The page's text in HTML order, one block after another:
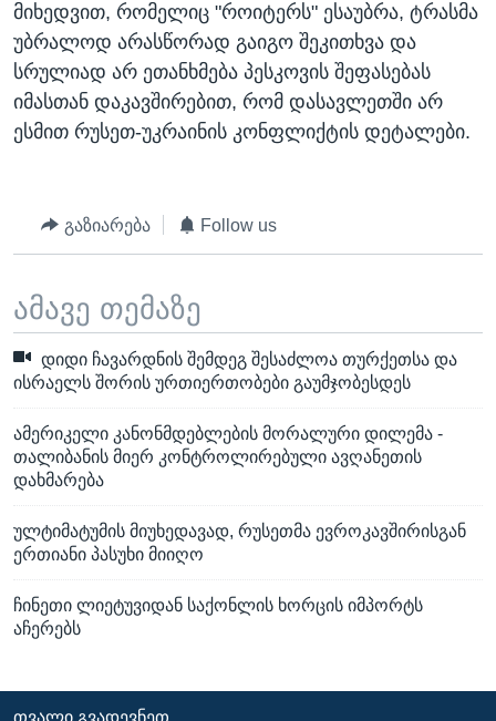
მიხედვით, რომელიც "როიტერს" ესაუბრა, ტრასმა
უბრალოდ არასწორად გაიგო შეკითხვა და
სრულიად არ ეთანხმება პესკოვის შეფასებას
იმასთან დაკავშირებით, რომ დასავლეთში არ
ესმით რუსეთ-უკრაინის კონფლიქტის დეტალები.
გაზიარება Follow us
ამავე თემაზე
დიდი ჩავარდნის შემდეგ შესაძლოა თურქეთსა და
ისრაელს შორის ურთიერთობები გაუმჯობესდეს
ამერიკელი კანონმდებლების მორალური დილემა -
თალიბანის მიერ კონტროლირებული ავღანეთის
დახმარება
ულტიმატუმის მიუხედავად, რუსეთმა ევროკავშირისგან
ერთიანი პასუხი მიიღო
ჩინეთი ლიეტუვიდან საქონლის ხორცის იმპორტს
აჩერებს